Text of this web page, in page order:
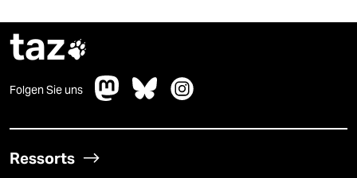
taz
Folgen Sie uns
Ressorts